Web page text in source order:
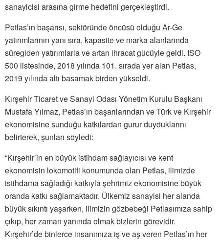
sanayicisi arasına girme hedefini gerçekleştirdi.
Petlas’ın başarısı, sektöründe öncüsü olduğu Ar-Ge
yatırımlarının yanı sıra, kapasite ve marka alanlarında
süregiden yatırımlarla ve artan ihracat gücüyle geldi. ISO
500 listesinde, 2018 yılında 101. sırada yer alan Petlas,
2019 yılında altı basamak birden yükseldi.
Kırşehir Ticaret ve Sanayi Odası Yönetim Kurulu Başkanı
Mustafa Yılmaz, Petlas’ın başarılarından ve Türk ve Kırşehir
ekonomisine sunduğu katkılardan gurur duyduklarını
belirterek, şunları söyledi:
“Kırşehir’in en büyük istihdam sağlayıcısı ve kent
ekonomisin lokomotifi konumunda olan Petlas, ilimizde
istihdama sağladığı katkıyla şehrimiz ekonomisine büyük
oranda katkı sağlamaktadır. Ülkemiz sanayisi her alanda
büyük sıkıntı yaşarken, ilimizin gözbebeği Petlasımıza sahip
çıkıp, her zaman yanında olmak bizlerin görevidir.
Kırşehir’de binlerce insanımıza iş ve aş veren Petlas’ın her